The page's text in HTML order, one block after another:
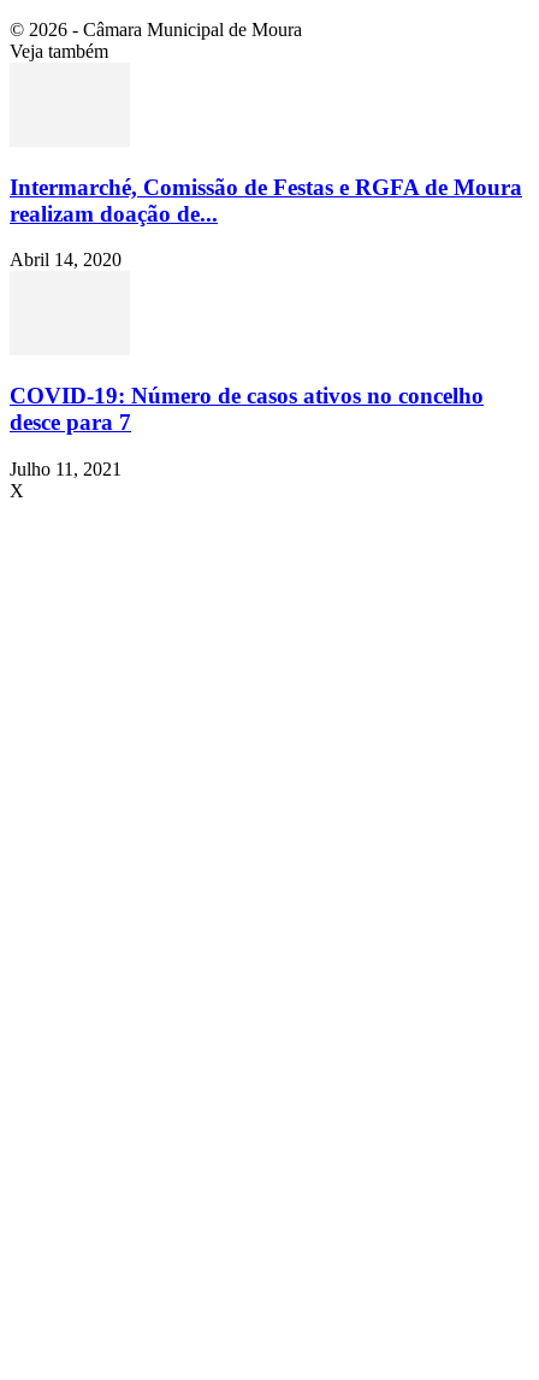
© 2026 - Câmara Municipal de Moura
Veja também
Intermarché, Comissão de Festas e RGFA de Moura
realizam doação de...
Abril 14, 2020
COVID-19: Número de casos ativos no concelho
desce para 7
Julho 11, 2021
X